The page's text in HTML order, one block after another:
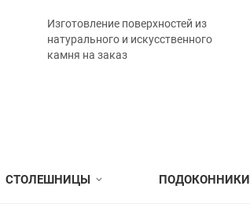
Изготовление поверхностей из
натурального и искусственного
камня на заказ
СТОЛЕШНИЦЫ ПОДОКОННИКИ